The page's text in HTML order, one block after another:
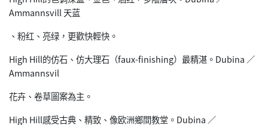
Ammannsvill 天蓝
、粉红、亮绿，更歡快輕快。
High Hill的仿石、仿大理石（faux-finishing）最精湛。Dubina ／
Ammannsvil
花卉、卷草圖案為主。
High Hill感受古典、精致、像欧洲鄉間教堂。Dubina ／